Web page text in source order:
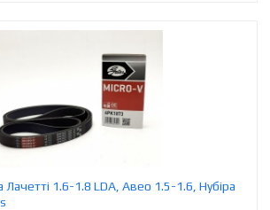
Лачетті 1.6-1.8 LDA, Авео 1.5-1.6, Нубіра